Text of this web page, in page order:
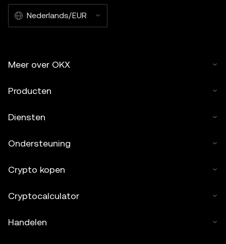
Nederlands/EUR
Meer over OKX
Producten
Diensten
Ondersteuning
Crypto kopen
Cryptocalculator
Handelen